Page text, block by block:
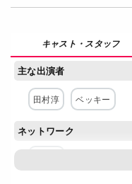
主な出演者
田村淳 ベッキー
ネットワーク